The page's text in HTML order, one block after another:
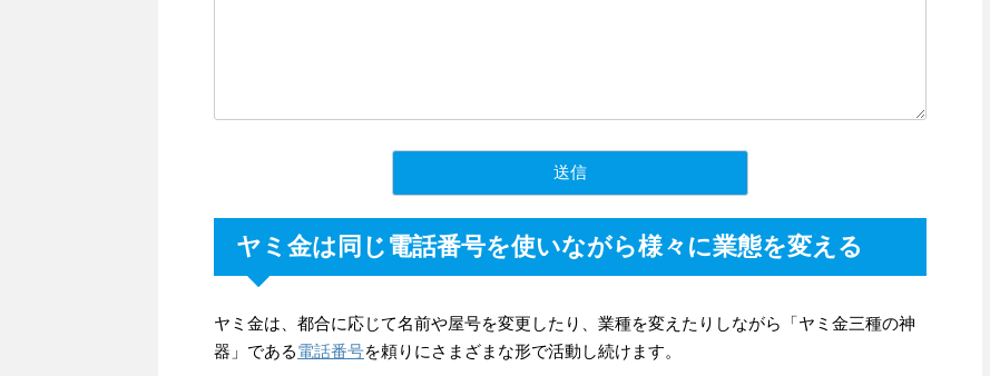
ヤミ金は同じ電話番号を使いながら様々に業態を変える
ヤミ金は、都合に応じて名前や屋号を変更したり、業種を変えたりしながら「ヤミ金三種の神
器」である電話番号を頼りにさまざまな形で活動し続けます。